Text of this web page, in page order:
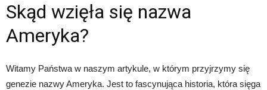
Skąd wzięła się nazwa
Ameryka?
Witamy Państwa w naszym artykule, w którym przyjrzymy się
genezie nazwy Ameryka. Jest to fascynująca historia, która sięga